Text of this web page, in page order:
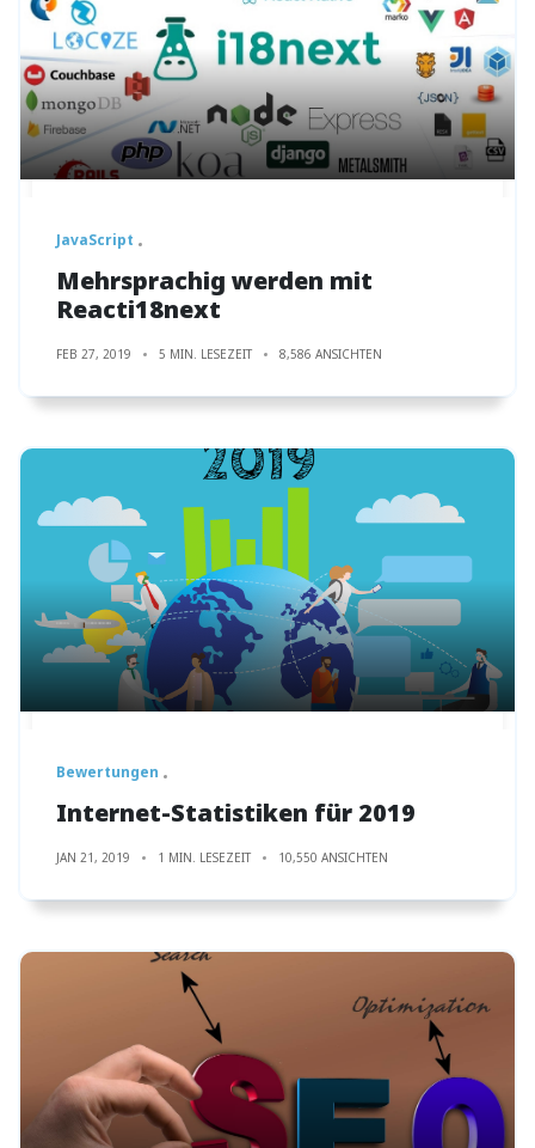
JavaScript
Mehrsprachig werden mit
Reacti18next
FEB 27, 2019 5 MIN. LESEZEIT 8,586 ANSICHTEN
Bewertungen
Internet-Statistiken für 2019
JAN 21, 2019 1 MIN. LESEZEIT 10,550 ANSICHTEN